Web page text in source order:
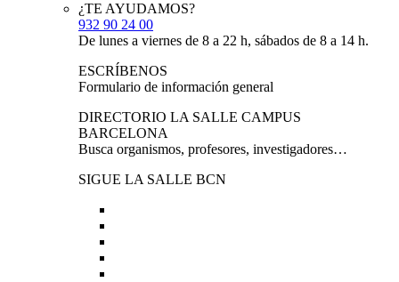
¿TE AYUDAMOS?
932 90 24 00
De lunes a viernes de 8 a 22 h, sábados de 8 a 14 h.
ESCRÍBENOS
Formulario de información general
DIRECTORIO LA SALLE CAMPUS
BARCELONA
Busca organismos, profesores, investigadores…
SIGUE LA SALLE BCN